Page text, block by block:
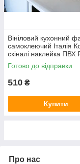
Вініловий кухонний
самоклеючий Італія
скіналі наклейка ПВХ
Античність бежевий
мм
Готово до відправки
510 ₴
Купити
Про нас